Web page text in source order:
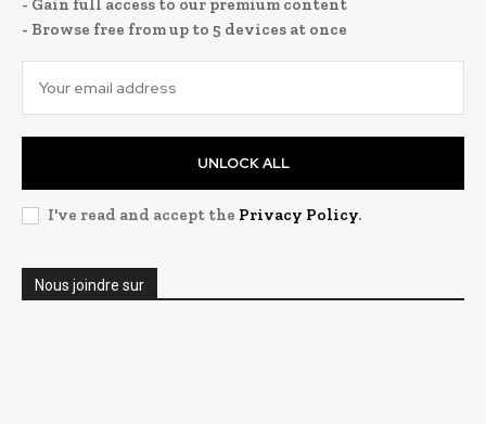
- Gain full access to our premium content
- Browse free from up to 5 devices at once
UNLOCK ALL
I've read and accept the Privacy Policy.
Nous joindre sur